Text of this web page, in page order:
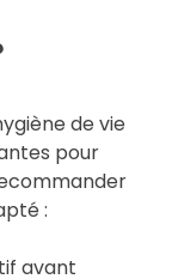
de vie
pour
:
avant